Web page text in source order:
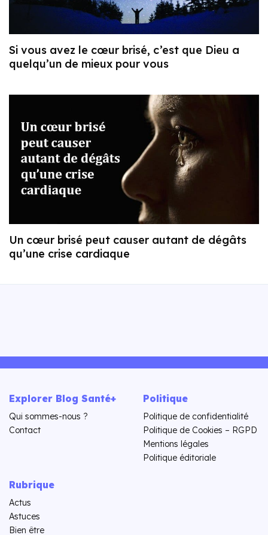
Si vous avez le cœur brisé, c’est que Dieu a
quelqu’un de mieux pour vous
Un cœur brisé peut causer autant de dégâts
qu’une crise cardiaque
Explorer Blog Santé+
Qui sommes-nous ?
Contact
Politique
Politique de confidentialité
Politique de Cookies – RGPD
Mentions légales
Politique éditoriale
Rubrique
Actus
Astuces
Bien être